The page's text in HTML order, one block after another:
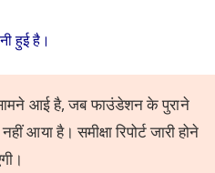
हुई है।
सामने आई है, जब फाउंडेशन के पुराने
आया है। समीक्षा रिपोर्ट जारी होने